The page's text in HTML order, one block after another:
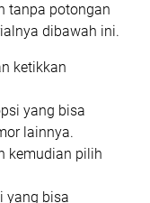
tanpa potongan
dibawah ini.
ketikkan
yang bisa
lainnya.
kemudian pilih
yang bisa